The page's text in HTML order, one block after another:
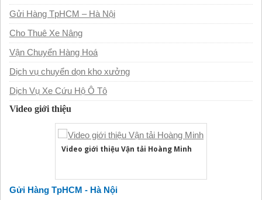
Gửi Hàng TpHCM – Hà Nội
Cho Thuê Xe Nâng
Vận Chuyển Hàng Hoá
Dịch vụ chuyển dọn kho xưởng
Dịch Vụ Xe Cứu Hộ Ô Tô
Video giới thiệu
Video giới thiệu Vận tải Hoàng Minh
Gửi Hàng TpHCM - Hà Nội